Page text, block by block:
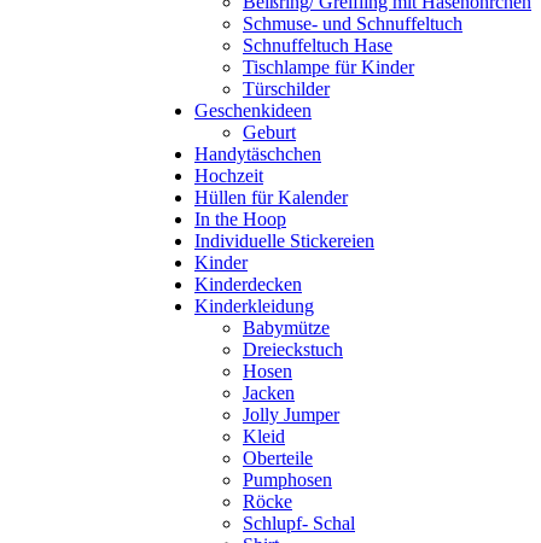
Schmuse- und Schnuffeltuch
Schnuffeltuch Hase
Tischlampe für Kinder
Türschilder
Geschenkideen
Geburt
Handytäschchen
Hochzeit
Hüllen für Kalender
In the Hoop
Individuelle Stickereien
Kinder
Kinderdecken
Kinderkleidung
Babymütze
Dreieckstuch
Hosen
Jacken
Jolly Jumper
Kleid
Oberteile
Pumphosen
Röcke
Schlupf- Schal